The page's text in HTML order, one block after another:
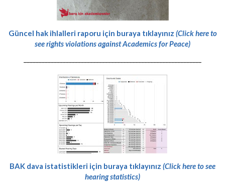
Güncel hak ihlalleri raporu için buraya tıklayınız (Click here to
see rights violations against Academics for Peace)
-----------------------------------------------------------
BAK dava istatistikleri için buraya tıklayınız (Click here to see
hearing statistics)